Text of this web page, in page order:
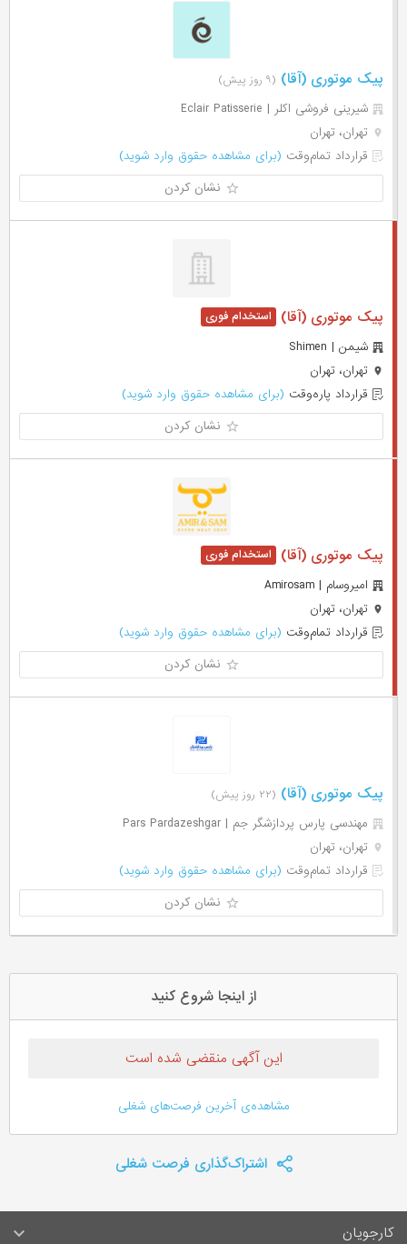
پیک موتوری (آقا) (۹ روز پیش)
شیرینی فروشی اکلر | Eclair Patisserie
تهران، تهران
قرارداد تمام‌وقت (برای مشاهده حقوق وارد شوید)
نشان کردن
پیک موتوری (آقا)
شیمن | Shimen
تهران، تهران
قرارداد پاره‌وقت (برای مشاهده حقوق وارد شوید)
نشان کردن
پیک موتوری (آقا)
امیروسام | Amirosam
تهران، تهران
قرارداد تمام‌وقت (برای مشاهده حقوق وارد شوید)
نشان کردن
پیک موتوری (آقا) (۲۲ روز پیش)
مهندسی پارس پردازشگر جم | Pars Pardazeshgar
تهران، تهران
قرارداد تمام‌وقت (برای مشاهده حقوق وارد شوید)
نشان کردن
از اینجا شروع کنید
این آگهی منقضی شده است
مشاهده‌ی آخرین فرصت‌های شغلی
اشتراک‌گذاری فرصت شغلی
کارجویان